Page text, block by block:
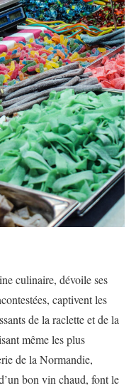
culinaire, dévoile ses
captivent les
de la raclette et de la
même les plus
de la Normandie,
bon vin chaud, font le